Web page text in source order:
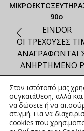
90ο
EINDOR
ΟΙ ΤΡΕΧΟΥΣΕΣ
ΑΝΑΓΡΑΦΟΝΤΑΙ
ΑΝΗΡΤΗΜΕΝΟ
Στον ιστότοπό μας
συγκατάθεση, αλλά
να δώσετε ή να
στιγμή. Για να
cookies που